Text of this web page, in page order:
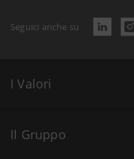
Seguici anche su
I Valori
Il Gruppo